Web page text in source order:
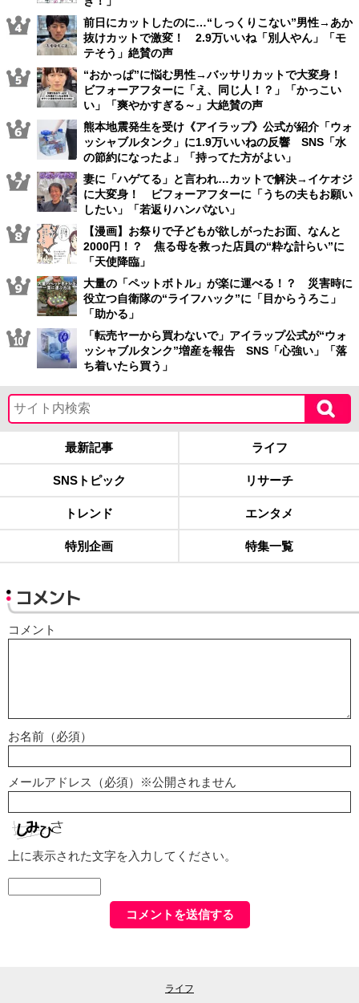
前日にカットしたのに…“しっくりこない”男性→あか
抜けカットで激変！ 2.9万いいね「別人やん」「モ
テそう」絶賛の声
“おかっぱ”に悩む男性→バッサリカットで大変身！
ビフォーアフターに「え、同じ人！？」「かっこい
い」「爽やかすぎる～」大絶賛の声
熊本地震発生を受け《アイラップ》公式が紹介「ウォ
ッシャブルタンク」に1.9万いいねの反響 SNS「水
の節約になったよ」「持ってた方がよい」
妻に「ハゲてる」と言われ…カットで解決→イケオジ
に大変身！ ビフォーアフターに「うちの夫もお願い
したい」「若返りハンパない」
【漫画】お祭りで子どもが欲しがったお面、なんと
2000円！？ 焦る母を救った店員の“粋な計らい”に
「天使降臨」
大量の「ペットボトル」が楽に運べる！？ 災害時に
役立つ自衛隊の“ライフハック”に「目からうろこ」
「助かる」
「転売ヤーから買わないで」アイラップ公式が“ウォ
ッシャブルタンク”増産を報告 SNS「心強い」「落
ち着いたら買う」
最新記事 ライフ
SNSトピック リサーチ
トレンド エンタメ
特別企画 特集一覧
コメント
コメント
お名前（必須）
メールアドレス（必須）※公開されません
上に表示された文字を入力してください。
ライフ